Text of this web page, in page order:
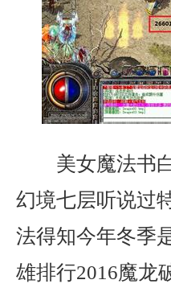
美女魔法书
幻境七层听说过
法得知今年冬季
雄排行2016魔龙